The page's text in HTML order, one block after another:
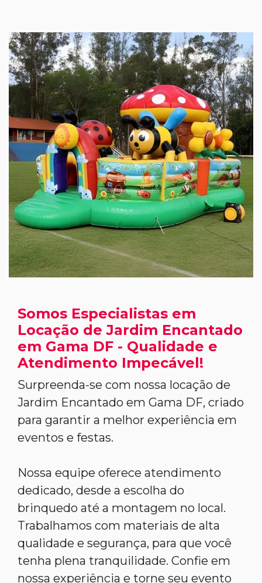
Somos Especialistas em
Locação de Jardim Encantado
em Gama DF - Qualidade e
Atendimento Impecável!
Surpreenda-se com nossa locação de
Jardim Encantado em Gama DF, criado
para garantir a melhor experiência em
eventos e festas.
Nossa equipe oferece atendimento
dedicado, desde a escolha do
brinquedo até a montagem no local.
Trabalhamos com materiais de alta
qualidade e segurança, para que você
tenha plena tranquilidade. Confie em
nossa experiência e torne seu evento